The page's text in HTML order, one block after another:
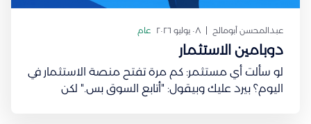
عبدالمحسن أبومالح ٠٨ يوليو ٢٠٢٦ عام
دوبامين الاستثمار
لو سألت أي مستثمر: كم مرة تفتح منصة الاستثمار في
اليوم؟ بيرد عليك وبيقول: "أتابع السوق بس." لكن